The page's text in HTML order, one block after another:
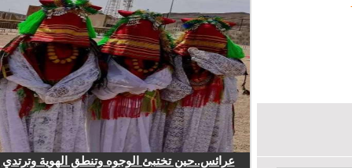
عرائس..حين تختبئ الوجوه وتنطق الهوية وترتدي